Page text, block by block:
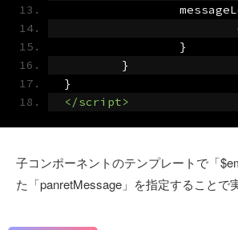
}
}
}
</script>
子コンポーネントのテンプレートで「
た「panretMessage」を指定することで